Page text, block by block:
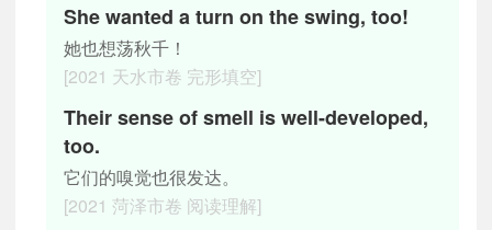
She wanted a turn on the swing, too!
她也想荡秋千！
[2021 天水市卷 完形填空]
Their sense of smell is well-developed,
too.
它们的嗅觉也很发达。
[2021 菏泽市卷 阅读理解]